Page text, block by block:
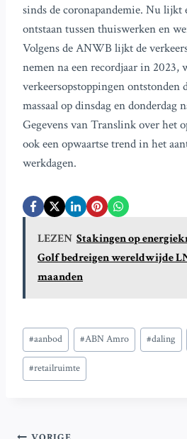
sinds de coronapandemie. Nu lijkt
ontstaan tussen thuiswerken en
Volgens de ANWB lijkt de
nemen na een recordjaar in 2023,
verkeersopstoppingen ontstonden
massaal op dinsdag en donderdag
Gegevens van Translink over het
ook een opwaartse trend in het
werkdagen.
LEZEN Stakingen op
Golf bedreigen wereldwijde
maanden
Bericht
tags:
#aanbod #ABN Amro #daling
#retailruimte